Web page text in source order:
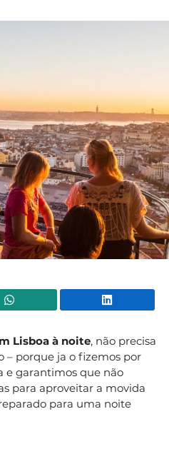
WhatsApp
Lisboa à noite, não precisa
– porque ja o fizemos por
e garantimos que não
para aproveitar a movida
para uma noite